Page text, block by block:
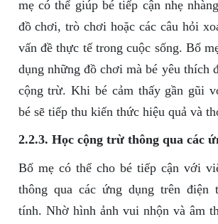
mẹ có thể giúp bé tiếp cận nhẹ
đồ chơi, trò chơi hoặc các câu hỏi
vấn đề thực tế trong cuộc sống. Bố
dụng những đồ chơi mà bé yêu thích
cộng trừ. Khi bé cảm thấy gần gũi
bé sẽ tiếp thu kiến thức hiệu quả và
2.2.3. Học cộng trừ thông qua các
Bố mẹ có thể cho bé tiếp cận với
thông qua các ứng dụng trên điện
tính. Nhờ hình ảnh vui nhộn và âm